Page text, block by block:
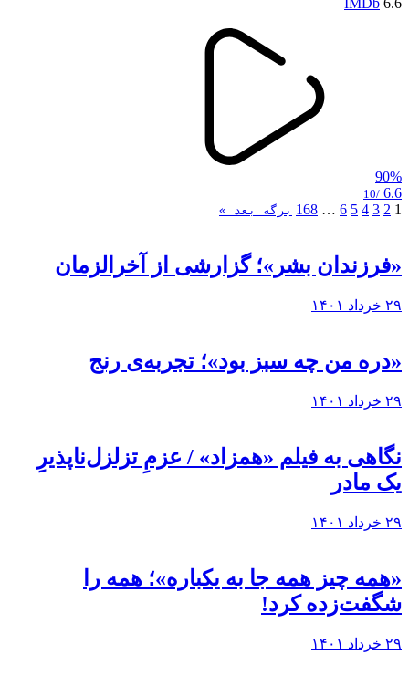
6.6
IMDb
90%
6.6
/10
1
2
3
4
5
6
…
168 برگه بعد »
«فرزندان بشر»؛ گزارشی از آخرالزمان
۲۹ خرداد ۱۴۰۱
«دره من چه سبز بود»؛ تجربه‌ی رنج
۲۹ خرداد ۱۴۰۱
نگاهی به فيلم «همزاد» / عزمِ تزلزل‌ناپذیرِ
یک مادر
۲۹ خرداد ۱۴۰۱
«همه چیز همه جا به یکباره»؛ همه را
شگفت‌زده کرد!
۲۹ خرداد ۱۴۰۱